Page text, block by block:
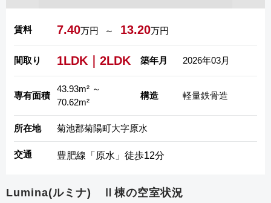
賃料 7.40万円 ～ 13.20万円
間取り 1LDK｜ 2LDK
専有面積
43.93m² ～
70.62m²
築年月 2026年03月
構造 軽量鉄骨造
所在地 菊池郡菊陽町大字原水
交通 豊肥線「原水」徒歩12分
Lumina(ルミナ) Ⅱ棟の空室状況